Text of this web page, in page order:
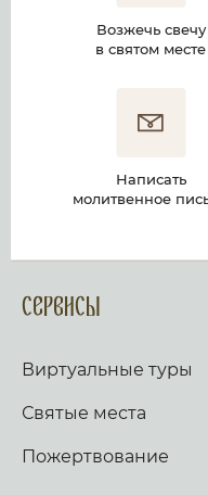
Возжечь свечу
в святом месте
Написать
молитвенное
Сервисы
Виртуальные туры
Святые места
Пожертвование